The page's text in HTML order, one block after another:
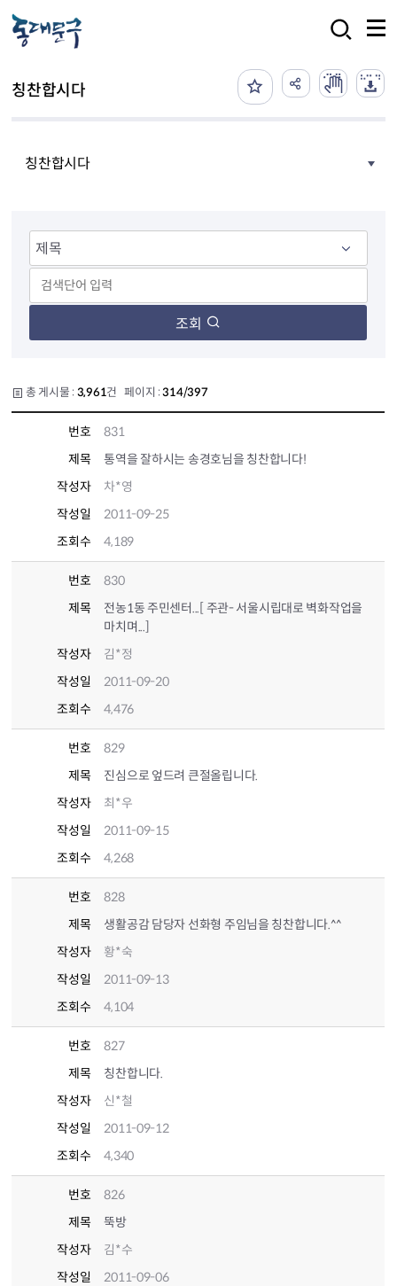
칭찬합시다
칭찬합시다
조회
총 게시물 : 3,961건 페이지 :314/397
번호
831
제목
통역을 잘하시는 송경호님을 칭찬합니다!
작성자
차*영
작성일
2011-09-25
조회수
4,189
번호
830
제목
전농1동 주민센터...[ 주관- 서울시립대로 벽화작업을
마치며...]
작성자
김*정
작성일
2011-09-20
조회수
4,476
번호
829
제목
진심으로 엎드려 큰절올립니다.
작성자
최*우
작성일
2011-09-15
조회수
4,268
번호
828
제목
생활공감 담당자 선화형 주임님을 칭찬합니다.^^
작성자
황*숙
작성일
2011-09-13
조회수
4,104
번호
827
제목
칭찬합니다.
작성자
신*철
작성일
2011-09-12
조회수
4,340
번호
826
제목
뚝방
작성자
김*수
작성일
2011-09-06